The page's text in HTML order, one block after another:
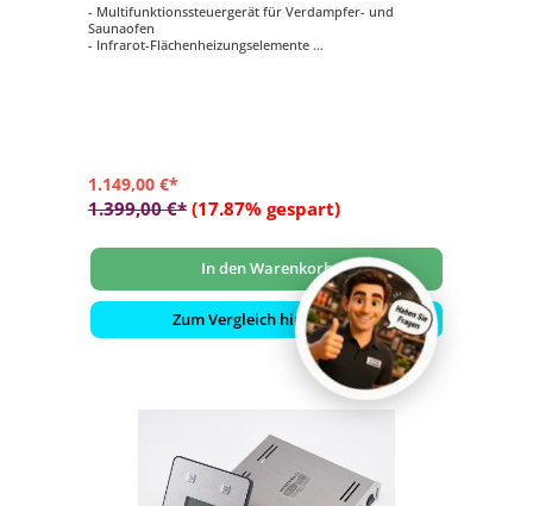
- Multifunktionssteuergerät für Verdampfer- und
Saunaofen
- Infrarot-Flächenheizungselemente
1.149,00 €*
1.399,00 €* (17.87% gespart)
In den Warenkorb
Zum Vergleich hinzufügen